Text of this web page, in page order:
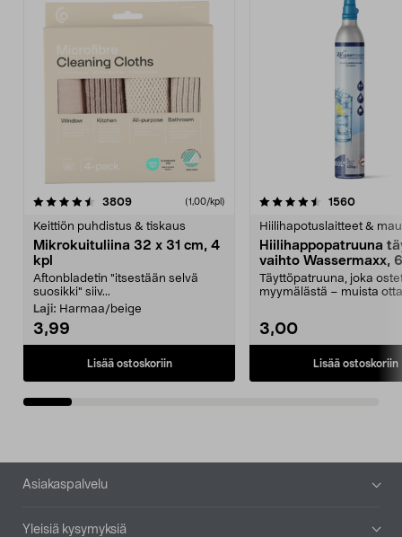
3809arvostelut (1,00/kpl)
Keittiön puhdistus & tiskaus
Mikrokuituliina 32 x 31 cm, 4
kpl
Aftonbladetin "itsestään selvä
suosikki" siiv...
Laji: Harmaa/beige
3,99
Lisää ostoskoriin
4.5viidestä
1560
Hiilihapotuslaitteet &
Hiilihappopatruuna
vaihto Wassermaxx,
Täyttöpatruuna, joka
myymälästä – muista
3,00
Lisää ostoskoriin
4.5viidestä
Alatunniste
Asiakaspalvelu
Yleisiä kysymyksiä